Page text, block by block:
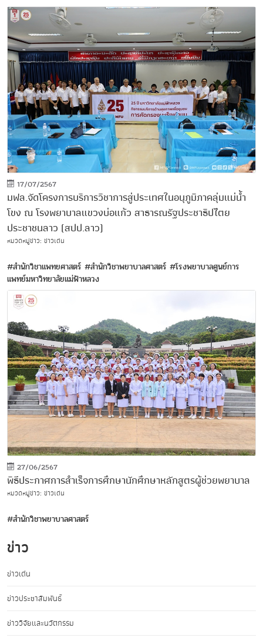
17/07/2567
มฟล.จัดโครงการบริการวิชาการสู่ประเทศในอนุภูมิภาคลุ่มแม่น้ำ
โขง ณ โรงพยาบาลแขวงบ่อแก้ว สาธารณรัฐประชาธิปไตย
ประชาชนลาว (สปป.ลาว)
หมวดหมู่ข่าว: ข่าวเด่น
#สำนักวิชาแพทยศาสตร์ #สำนักวิชาพยาบาลศาสตร์ #โรงพยาบาลศูนย์การ
แพทย์มหาวิทยาลัยแม่ฟ้าหลวง
27/06/2567
พิธีประกาศการสำเร็จการศึกษานักศึกษาหลักสูตรผู้ช่วยพยาบาล
หมวดหมู่ข่าว: ข่าวเด่น
#สำนักวิชาพยาบาลศาสตร์
ข่าว
ข่าวเด่น
ข่าวประชาสัมพันธ์
ข่าววิจัยและนวัตกรรม